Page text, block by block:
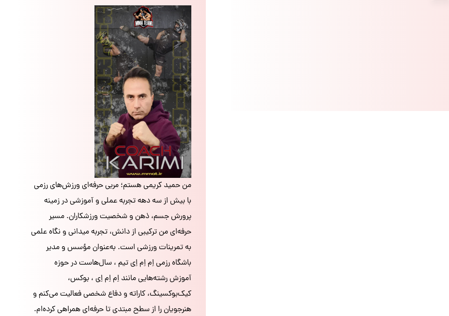
من حمید کریمی هستم؛ مربی حرفه‌ای ورزش‌های رزمی
با بیش از سه دهه تجربه عملی و آموزشی در زمینه
پرورش جسم، ذهن و شخصیت ورزشکاران. مسیر
حرفه‌ای من ترکیبی از دانش، تجربه میدانی و نگاه علمی
به تمرینات ورزشی است. به‌عنوان مؤسس و مدیر
باشگاه رزمی اِم اِم اِی تیم ، سال‌هاست در حوزه
آموزش رشته‌هایی مانند اِم اِم اِی ، بوکس،
کیک‌بوکسینگ، کاراته و دفاع شخصی فعالیت می‌کنم و
هنرجویان را از سطح مبتدی تا حرفه‌ای همراهی کرده‌ام.